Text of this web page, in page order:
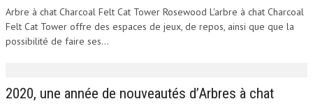
Arbre à chat Charcoal Felt Cat Tower Rosewood L'arbre à chat Charcoal
Felt Cat Tower offre des espaces de jeux, de repos, ainsi que que la
possibilité de faire ses...
2020, une année de nouveautés d’Arbres à chat